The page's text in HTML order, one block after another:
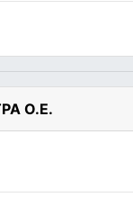
Ο.Ε.